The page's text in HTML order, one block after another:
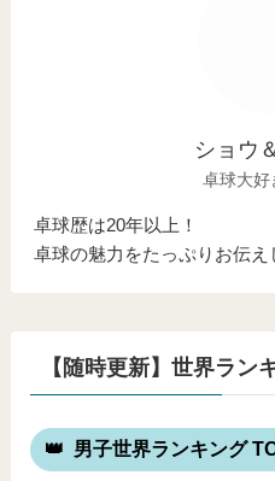
ショウ
卓球大好
卓球歴は20年以上！
卓球の魅力をたっぷりお伝え
【随時更新】世界ラン
男子世界ランキング